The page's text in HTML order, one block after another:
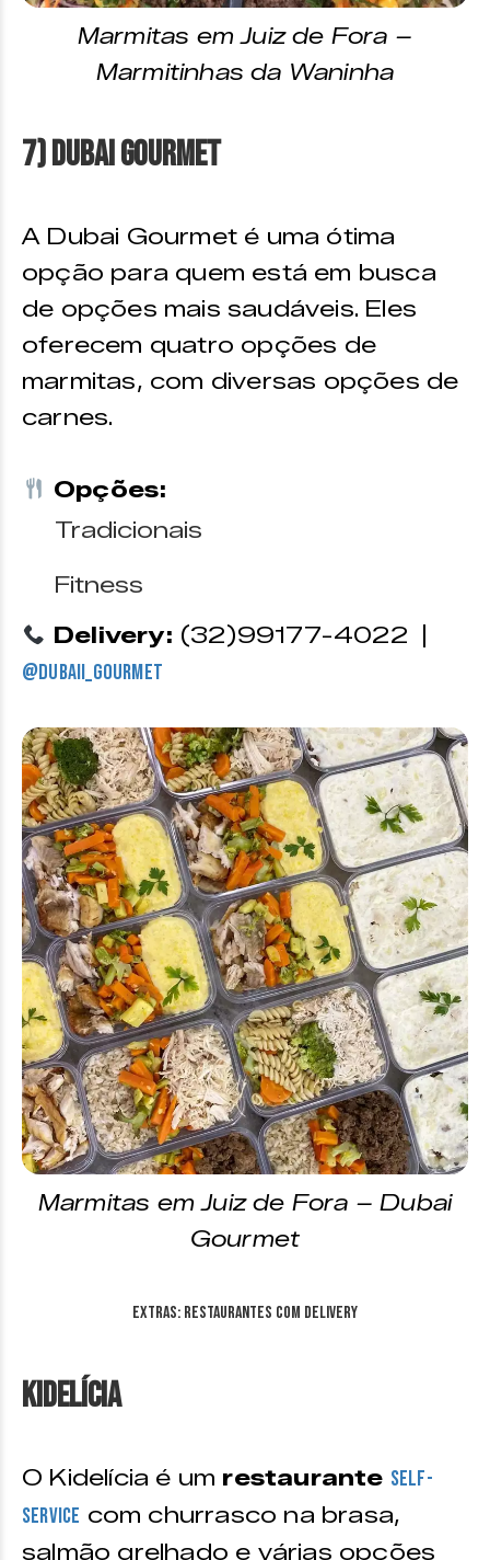
Marmitas em Juiz de Fora –
Marmitinhas da Waninha
7) Dubai Gourmet
A Dubai Gourmet é uma ótima
opção para quem está em busca
de opções mais saudáveis. Eles
oferecem quatro opções de
marmitas, com diversas opções de
carnes.
Opções:
Tradicionais
Fitness
Delivery: (32)99177-4022 |
@dubaii_gourmet
Marmitas em Juiz de Fora – Dubai
Gourmet
EXTRAS: Restaurantes com delivery
KiDelícia
O Kidelícia é um restaurante self-
service com churrasco na brasa,
salmão grelhado e várias opções